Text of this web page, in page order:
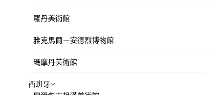
羅丹美術館
雅克馬爾－安德烈博物館
瑪摩丹美術館
西班牙